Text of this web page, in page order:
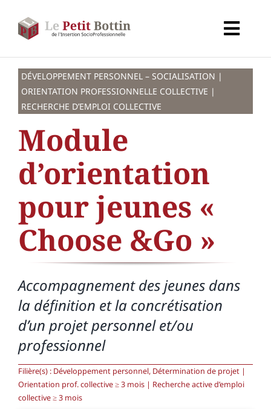
contenu
Types d’organismes
Organismes
Secteurs
Partenaires
À propos de CALIF
DÉVELOPPEMENT PERSONNEL – SOCIALISATION |
ORIENTATION PROFESSIONNELLE COLLECTIVE |
RECHERCHE D’EMPLOI COLLECTIVE
Module
d’orientation
pour jeunes «
Choose &Go »
Accompagnement des jeunes dans
la définition et la concrétisation
d’un projet personnel et/ou
professionnel
Filière(s) : Développement personnel, Détermination de projet |
Orientation prof. collective ≥ 3 mois | Recherche active d’emploi
collective ≥ 3 mois